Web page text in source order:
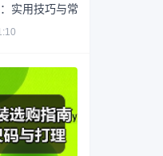
实用技巧与常见问题解析